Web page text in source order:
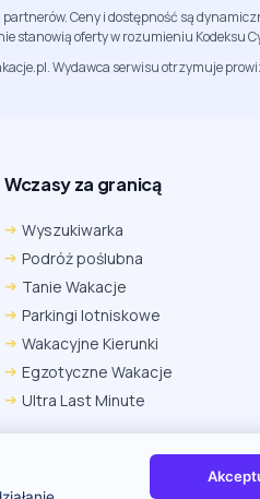
Ceny i dostępność są
stanowią oferty w rozumieniu Kodeksu
Wydawca serwisu otrzymuje
Wczasy za granicą
Wyszukiwarka
Podróż poślubna
Tanie Wakacje
Parkingi lotniskowe
Wakacyjne Kierunki
Egzotyczne Wakacje
Ultra Last Minute